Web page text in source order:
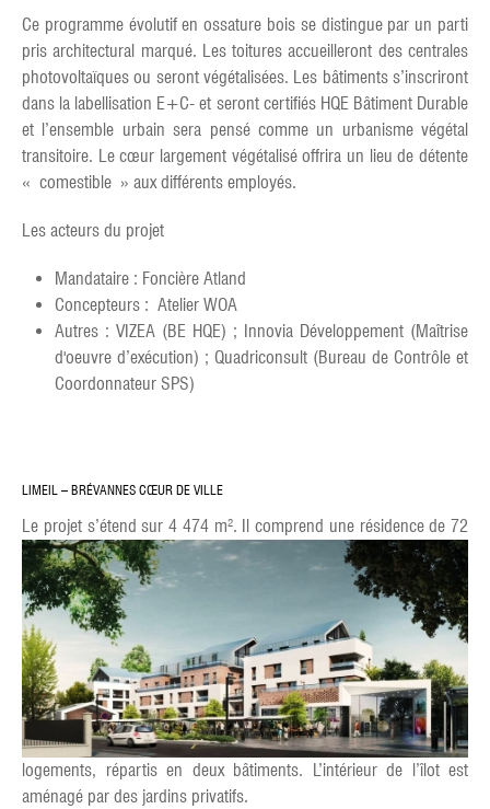
Ce programme évolutif en ossature bois se distingue par un parti
pris architectural marqué. Les toitures accueilleront des centrales
photovoltaïques ou seront végétalisées. Les bâtiments s’inscriront
dans la labellisation E+C- et seront certifiés HQE Bâtiment Durable
et l’ensemble urbain sera pensé comme un urbanisme végétal
transitoire. Le cœur largement végétalisé offrira un lieu de détente
« comestible » aux différents employés.
Les acteurs du projet
Mandataire : Foncière Atland
Concepteurs : Atelier WOA
Autres : VIZEA (BE HQE) ; Innovia Développement (Maîtrise
d'oeuvre d’exécution) ; Quadriconsult (Bureau de Contrôle et
Coordonnateur SPS)
LIMEIL – BRÉVANNES CŒUR DE VILLE
Le projet s’étend sur 4 474 m². Il comprend une résidence de 72
logements, répartis en deux bâtiments. L’intérieur de l’îlot est
aménagé par des jardins privatifs.